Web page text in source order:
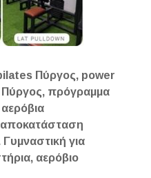
Πύργος, power
πρόγραμμα
για
αερόβιο